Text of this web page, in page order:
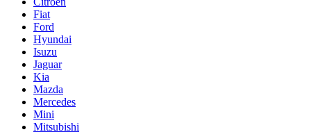
Fiat
Ford
Hyundai
Isuzu
Jaguar
Kia
Mazda
Mercedes
Mini
Mitsubishi